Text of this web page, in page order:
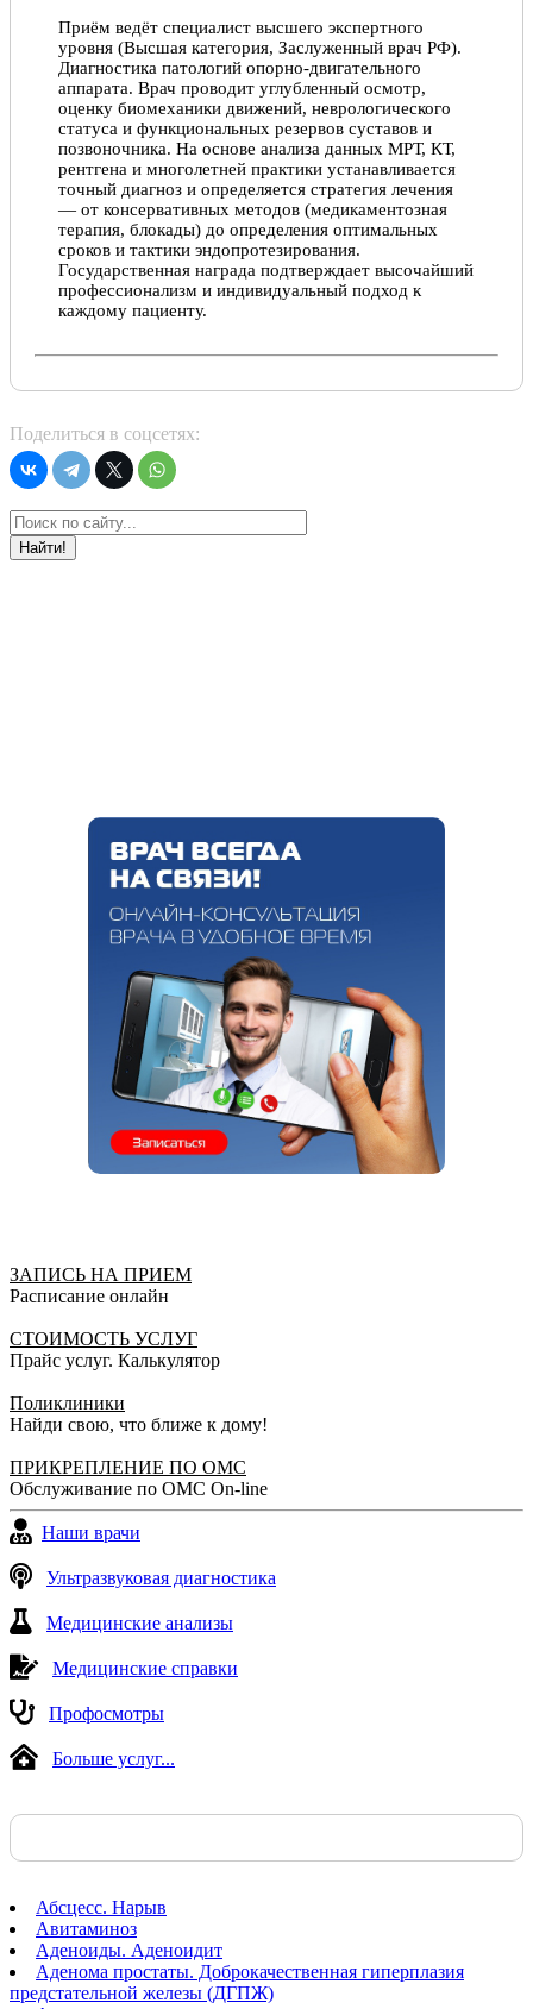
Приём ведёт специалист высшего экспертного
уровня (Высшая категория, Заслуженный врач РФ).
Диагностика патологий опорно-двигательного
аппарата. Врач проводит углубленный осмотр,
оценку биомеханики движений, неврологического
статуса и функциональных резервов суставов и
позвоночника. На основе анализа данных МРТ, КТ,
рентгена и многолетней практики устанавливается
точный диагноз и определяется стратегия лечения
— от консервативных методов (медикаментозная
терапия, блокады) до определения оптимальных
сроков и тактики эндопротезирования.
Государственная награда подтверждает высочайший
профессионализм и индивидуальный подход к
каждому пациенту.
Поделиться в соцсетях:
Найти!
ЗАПИСЬ НА ПРИЕМ
Расписание онлайн
СТОИМОСТЬ УСЛУГ
Прайс услуг. Калькулятор
Поликлиники
Найди свою, что ближе к дому!
ПРИКРЕПЛЕНИЕ ПО ОМС
Обслуживание по ОМС On-line
Наши врачи
Ультразвуковая диагностика
Медицинские анализы
Медицинские справки
Профосмотры
Больше услуг...
Абсцесс. Нарыв
Авитаминоз
Аденоиды. Аденоидит
Аденома простаты. Доброкачественная гиперплазия
предстательной железы (ДГПЖ)